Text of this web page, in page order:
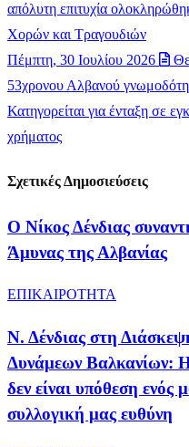
απόλυτη επιτυχία
Χορών και Τραγουδιών
Πέμπτη, 30 Ιουλίου 2026
53χρονου Αλβανού
Κατηγορείται για ένταξη σε
χρήματος
Σχετικές Δημοσιεύσεις
Ο Νίκος Δένδιας
Άμυνας της Αλβανίας
ΕΠΙΚΑΙΡΟΤΗΤΑ
Ν. Δένδιας στη
Δυνάμεων Βαλκανίων:
δεν είναι υπόθεση ενός
συλλογική μας ευθύνη